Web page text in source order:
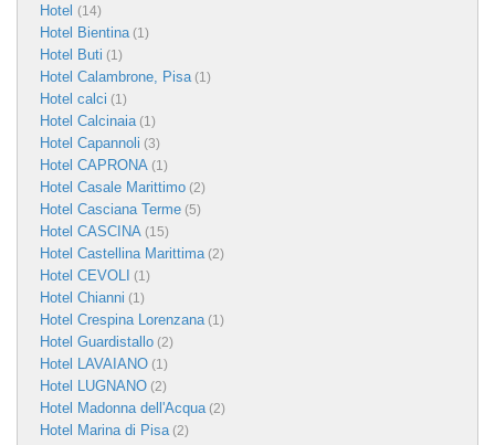
Hotel (14)
Hotel Bientina(1)
Hotel Buti (1)
Hotel Calambrone, Pisa(1)
Hotel calci (1)
Hotel Calcinaia(1)
Hotel Capannoli (3)
Hotel CAPRONA (1)
Hotel Casale Marittimo (2)
Hotel Casciana Terme (5)
Hotel CASCINA (15)
Hotel Castellina Marittima(2)
Hotel CEVOLI (1)
Hotel Chianni (1)
Hotel Crespina Lorenzana(1)
Hotel Guardistallo (2)
Hotel LAVAIANO (1)
Hotel LUGNANO (2)
Hotel Madonna dell'Acqua(2)
Hotel Marina di Pisa(2)